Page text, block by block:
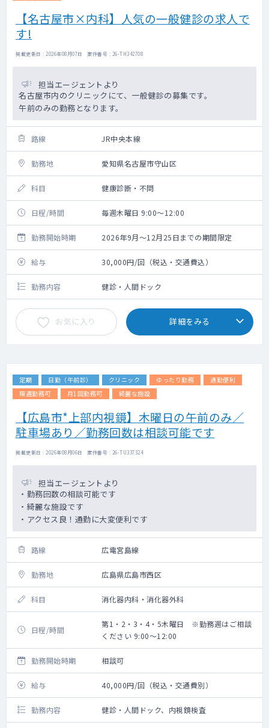
【名古屋市×内科】人気の一般健診の求人で
す!
掲載更新日 : 2026年08月07日 案件番号 : 26-TH342708
担当エージェントより
名古屋市内のクリニックにて、一般健診の募集です。
午前のみの勤務となります。
路線 JR中央本線
勤務地 愛知県名古屋市守山区
科目 健康診断・不問
日程/時間 毎週木曜日 9:00～12:00
勤務開始時期 2026年9月～12月25日までの期間限定
給与 30,000円/回（税込・交通費込）
勤務内容 健診・人間ドック
お気に入り 詳細をみる
定期 日勤（午前診） クリニック ゆったり勤務
通勤便利
隔週勤務可
月1回勤務可 綺麗な施設
【広島市*上部内視鏡】木曜日の午前のみ／
駐車場あり／勤務回数は相談可能です
掲載更新日 : 2026年08月06日 案件番号 : 26-TU337324
担当エージェントより
・勤務回数の相談可能です
・綺麗な施設です
・アクセス良！通勤に大変便利です
路線 広電宮島線
勤務地 広島県広島市西区
科目 消化器内科・消化器外科
日程/時間
第1・2・3・4・5木曜日 ※勤務週はご相談
ください 9:00～12:00
勤務開始時期 相談可
給与 40,000円/回（税込・交通費別）
勤務内容 健診・人間ドック、内視鏡検査